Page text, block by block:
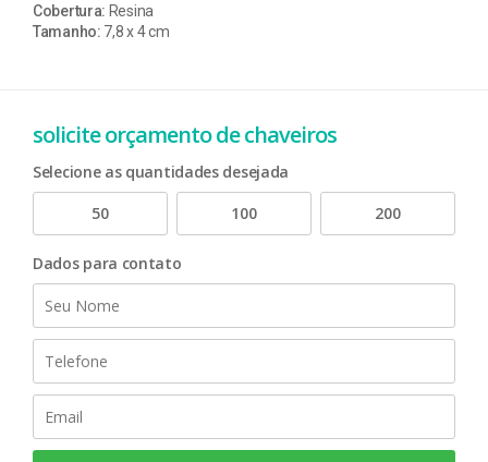
Cobertura: Resina
Tamanho: 7,8 x 4 cm
solicite orçamento de chaveiros
Selecione as quantidades desejada
50
100 200
Dados para contato